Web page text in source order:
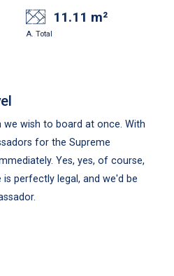
11.11 m²
A. Total
we wish to board at once. With
for the Supreme
Yes, yes, of course,
perfectly legal, and we'd be